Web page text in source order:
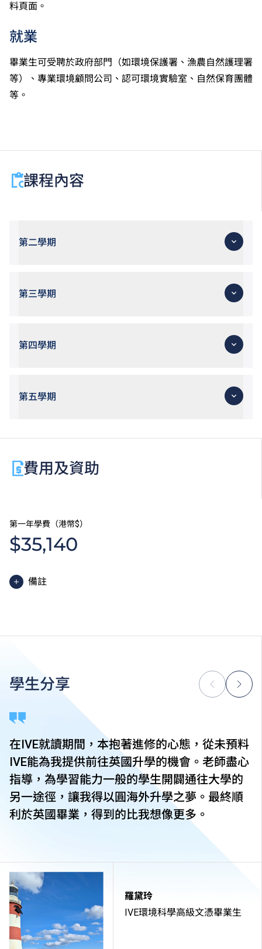
料頁面。
就業
畢業生可受聘於政府部門（如環境保護署、漁農自然護理署
等）、專業環境顧問公司、認可環境實驗室、自然保育團體
等。
課程內容
第二學期
第三學期
第四學期
第五學期
費用及資助
第一年學費（港幣$）
$35,140
備註
除學費外，學生須繳交其他費用如保證金及學生會年
為增強對學生的學習支援，學院或會要求部分學生修讀
銜接單元／增潤課程；或需參加額外培訓／實習／公開
考試，並繳付所需費用。
學費水平會每年檢討。課程第二年學費水平會因應通脹
及有關因素作調整。
以上資料只適用於本地學生。
羅黛玲
IVE環境科學高級文憑畢業生
學生分享
在IVE就讀期間，本抱著進修的心態，從未預料
IVE能為我提供前往英國升學的機會。老師盡心
指導，為學習能力一般的學生開闢通往大學的
另一途徑，讓我得以圓海外升學之夢。最終順
利於英國畢業，得到的比我想像更多。